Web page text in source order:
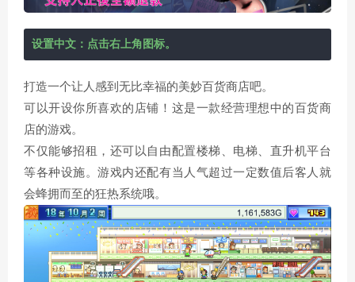
设置中文：点击右上角图标。
打造一个让人感到无比幸福的美妙百货商店吧。
可以开设你所喜欢的店铺！这是一款经营理想中的百货商
店的游戏。
不仅能够招租，还可以自由配置楼梯、电梯、直升机平台
等各种设施。游戏内还配有当人气超过一定数值后客人就
会蜂拥而至的狂热系统哦。